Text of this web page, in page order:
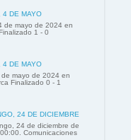
4 DE MAYO
de mayo de 2024 en
1 - 0
4 DE MAYO
mayo de 2024 en
Finalizado 0 - 1
24 DE DICIEMBRE
24 de diciembre de
Comunicaciones